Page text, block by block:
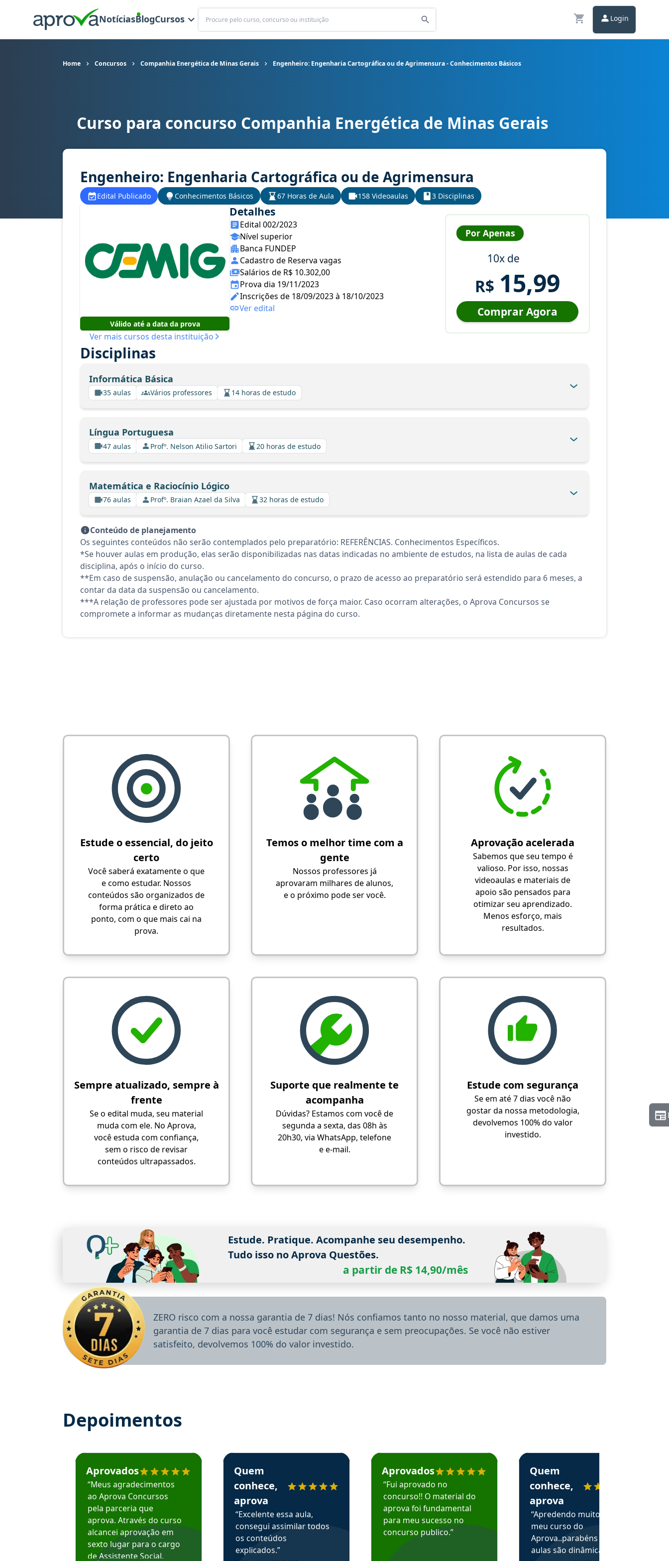
NotíciasBlogCursos
Buscar
Login
Home Concursos Companhia Energética de Minas Gerais Engenheiro: Engenharia Cartográfica ou de Agrimensura - Conhecimentos Básicos
Curso para concurso Cemig (MG) - Companhia Energética de Minas Gerais cargo Engenheiro: Engenharia Cartográfica ou de Agrimensura - Conhecimentos Básicos
Curso para concurso Companhia Energética de Minas Gerais
Engenheiro: Engenharia Cartográfica ou de Agrimensura
Edital Publicado Conhecimentos Básicos 67 Horas de Aula 158 Videoaulas 3 Disciplinas
Válido até a data da prova
Ver mais cursos desta instituição
Detalhes
Edital 002/2023
Nível superior
Banca FUNDEP
Cadastro de Reserva vagas
Salários de R$ 10.302,00
Prova dia 19/11/2023
Inscrições de 18/09/2023 à 18/10/2023
Ver edital
Por Apenas
10x de
R$ 15,99
Comprar Agora
Disciplinas
Informática Básica
35 aulas Vários professores 14 horas de estudo
Língua Portuguesa
47 aulas Profº. Nelson Atilio Sartori 20 horas de estudo
Matemática e Raciocínio Lógico
76 aulas Profº. Braian Azael da Silva 32 horas de estudo
Conteúdo de planejamento
Os seguintes conteúdos não serão contemplados pelo preparatório: REFERÊNCIAS. Conhecimentos Específicos.
*Se houver aulas em produção, elas serão disponibilizadas nas datas indicadas no ambiente de estudos, na lista de aulas de cada
disciplina, após o início do curso.
**Em caso de suspensão, anulação ou cancelamento do concurso, o prazo de acesso ao preparatório será estendido para 6 meses, a
contar da data da suspensão ou cancelamento.
***A relação de professores pode ser ajustada por motivos de força maior. Caso ocorram alterações, o Aprova Concursos se
compromete a informar as mudanças diretamente nesta página do curso.
Estude o essencial, do jeito
certo
Você saberá exatamente o que
e como estudar. Nossos
conteúdos são organizados de
forma prática e direto ao
ponto, com o que mais cai na
prova.
Temos o melhor time com a
gente
Nossos professores já
aprovaram milhares de alunos,
e o próximo pode ser você.
Aprovação acelerada
Sabemos que seu tempo é
valioso. Por isso, nossas
videoaulas e materiais de
apoio são pensados para
otimizar seu aprendizado.
Menos esforço, mais
resultados.
Sempre atualizado, sempre à
frente
Se o edital muda, seu material
muda com ele. No Aprova,
você estuda com confiança,
sem o risco de revisar
conteúdos ultrapassados.
Suporte que realmente te
acompanha
Dúvidas? Estamos com você de
segunda a sexta, das 08h às
20h30, via WhatsApp, telefone
e e-mail.
Estude com segurança
Se em até 7 dias você não
gostar da nossa metodologia,
devolvemos 100% do valor
investido.
Estude. Pratique. Acompanhe seu desempenho.
Tudo isso no Aprova Questões.
a partir de R$ 14,90/mês
ZERO risco com a nossa garantia de 7 dias! Nós confiamos tanto no nosso material, que damos uma
garantia de 7 dias para você estudar com segurança e sem preocupações. Se você não estiver
satisfeito, devolvemos 100% do valor investido.
Depoimentos
Estudante José recomenda o Aprova Concursos em depoimento
Aprovados
“Meus agradecimentos
ao Aprova Concursos
pela parceria que
aprova. Através do curso
alcancei aprovação em
sexto lugar para o cargo
de Assistente Social.
Estudante Sergio recomenda o Aprova Concursos em depoimento
Quem
conhece,
aprova
“Excelente essa aula,
consegui assimilar todos
os conteúdos
explicados.”
Estudante Mário recomenda o Aprova Concursos em depoimento
Aprovados
“Fui aprovado no
concurso!! O material do
aprova foi fundamental
para meu sucesso no
concurso publico.”
Estudante Alessandra recomenda o Aprova
Quem
conhece,
aprova
“Apredendo muito no
meu curso do
Aprova..parabéns pelas
aulas são dinâmicas e